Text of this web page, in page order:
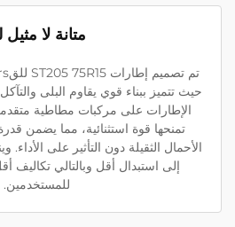
متانة لا مثيل
حيث تتميز ببناء قوي يقاوم البلى
الإطارات على مركبات مطاطية
تمنحها قوة استثنائية، مما يضمن
الأحمال الثقيلة دون التأثير على الأداء.
إلى استبدال أقل وبالتالي تكاليف
للمستخدمين.